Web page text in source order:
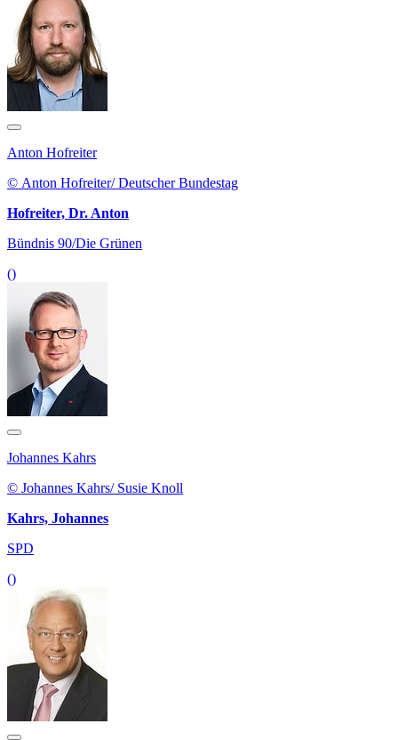
Anton Hofreiter
© Anton Hofreiter/ Deutscher Bundestag
Hofreiter, Dr. Anton
Bündnis 90/Die Grünen
()
Johannes Kahrs
© Johannes Kahrs/ Susie Knoll
Kahrs, Johannes
SPD
()